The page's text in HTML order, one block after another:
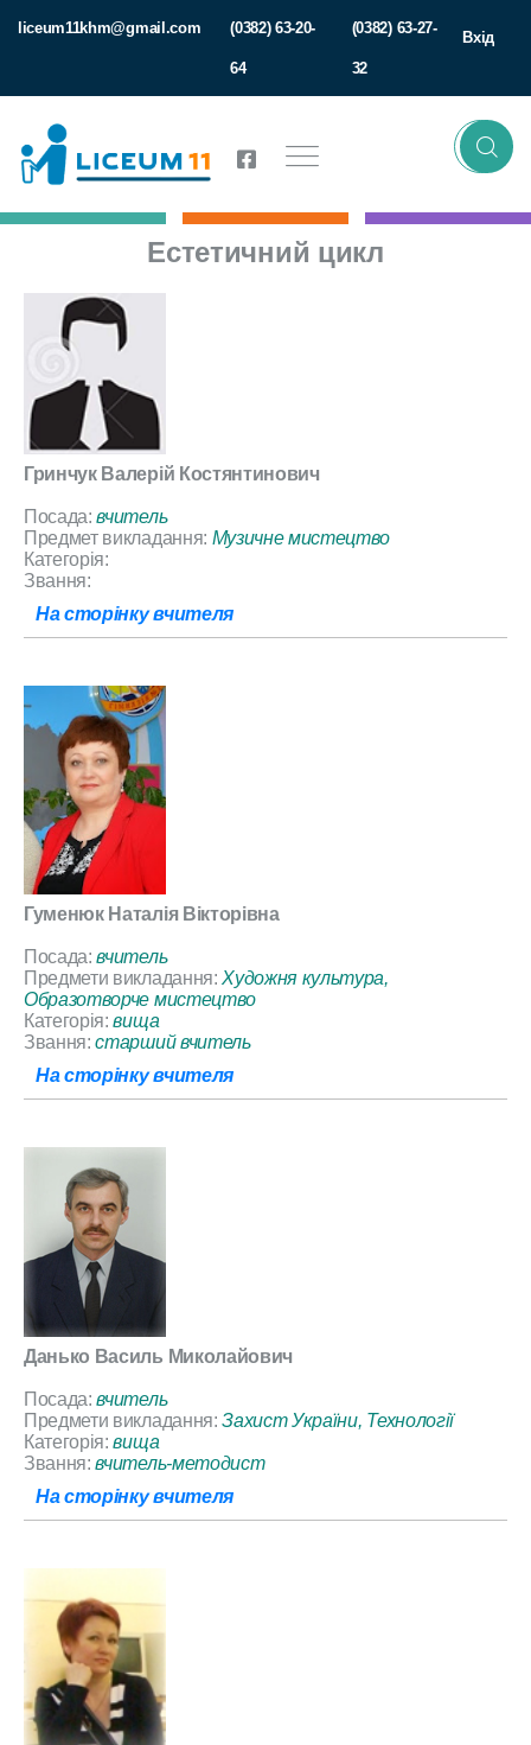
liceum11khm@gmail.com (0382) 63-20-
64
(0382) 63-27-
32
Вхід
Естетичний цикл
Гринчук Валерій Костянтинович
Посада:вчитель
Предмет викладання: Музичне мистецтво
Категорія:
Звання:
На сторінку вчителя
Гуменюк Наталія Вікторівна
Посада:вчитель
Предмети викладання:Художня культура,
Образотворче мистецтво
Категорія:вища
Звання:старший вчитель
На сторінку вчителя
Данько Василь Миколайович
Посада:вчитель
Предмети викладання:Захист України, Технології
Категорія:вища
Звання:вчитель-методист
На сторінку вчителя